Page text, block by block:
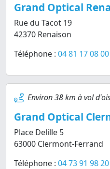
Grand Optical
Rue du Tacot 19
42370 Renaison
Téléphone : 04 81 17 08 00
Environ 38 km à vol
Grand Optical
Place Delille 5
63000 Clermont-Ferrand
Téléphone : 04 73 91 98 20